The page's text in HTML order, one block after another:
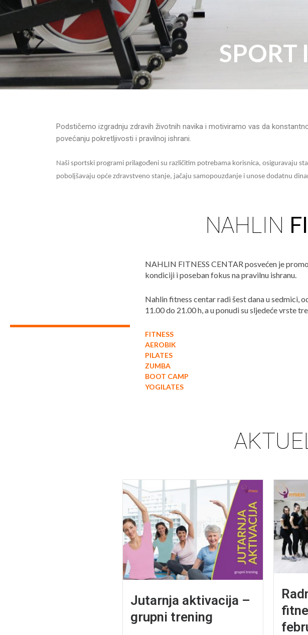
SPORT
Podstičemo izgradnju zdravih životnih navika i motiviramo vas da
povećanju pokretljivosti i pravilnoj ishrani.
Naši sportski programi prilagođeni su različitim potrebama korisnica, osiguravaju
poboljšavaju opće zdravstveno stanje, jačaju samopouzdanje i unose dodatnu
NAHLIN
NAHLIN FITNESS CENTAR posvećen je
kondiciji i poseban fokus na pravilnu ishranu.
Nahlin fitness centar radi šest dana u sedmici,
11.00 do 21.00 h, a u ponudi su sljedeće vrste
FITNESS
AEROBIK
PILATES
ZUMBA
BOOT CAMP
YOGILATES
Jutarnja aktivacija –
grupni trening